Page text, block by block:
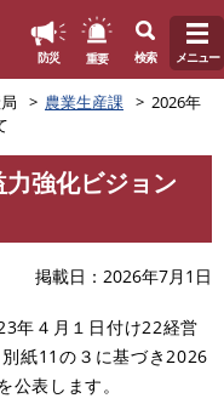
防災 重要 検索 メニュー
農業生産課
2026年
強化ビジョン
掲載日 2026年7月1日
年４月１日付け22経営
紙11の３に基づき2026
表します。